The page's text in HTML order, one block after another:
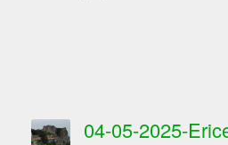
04-05-2025-